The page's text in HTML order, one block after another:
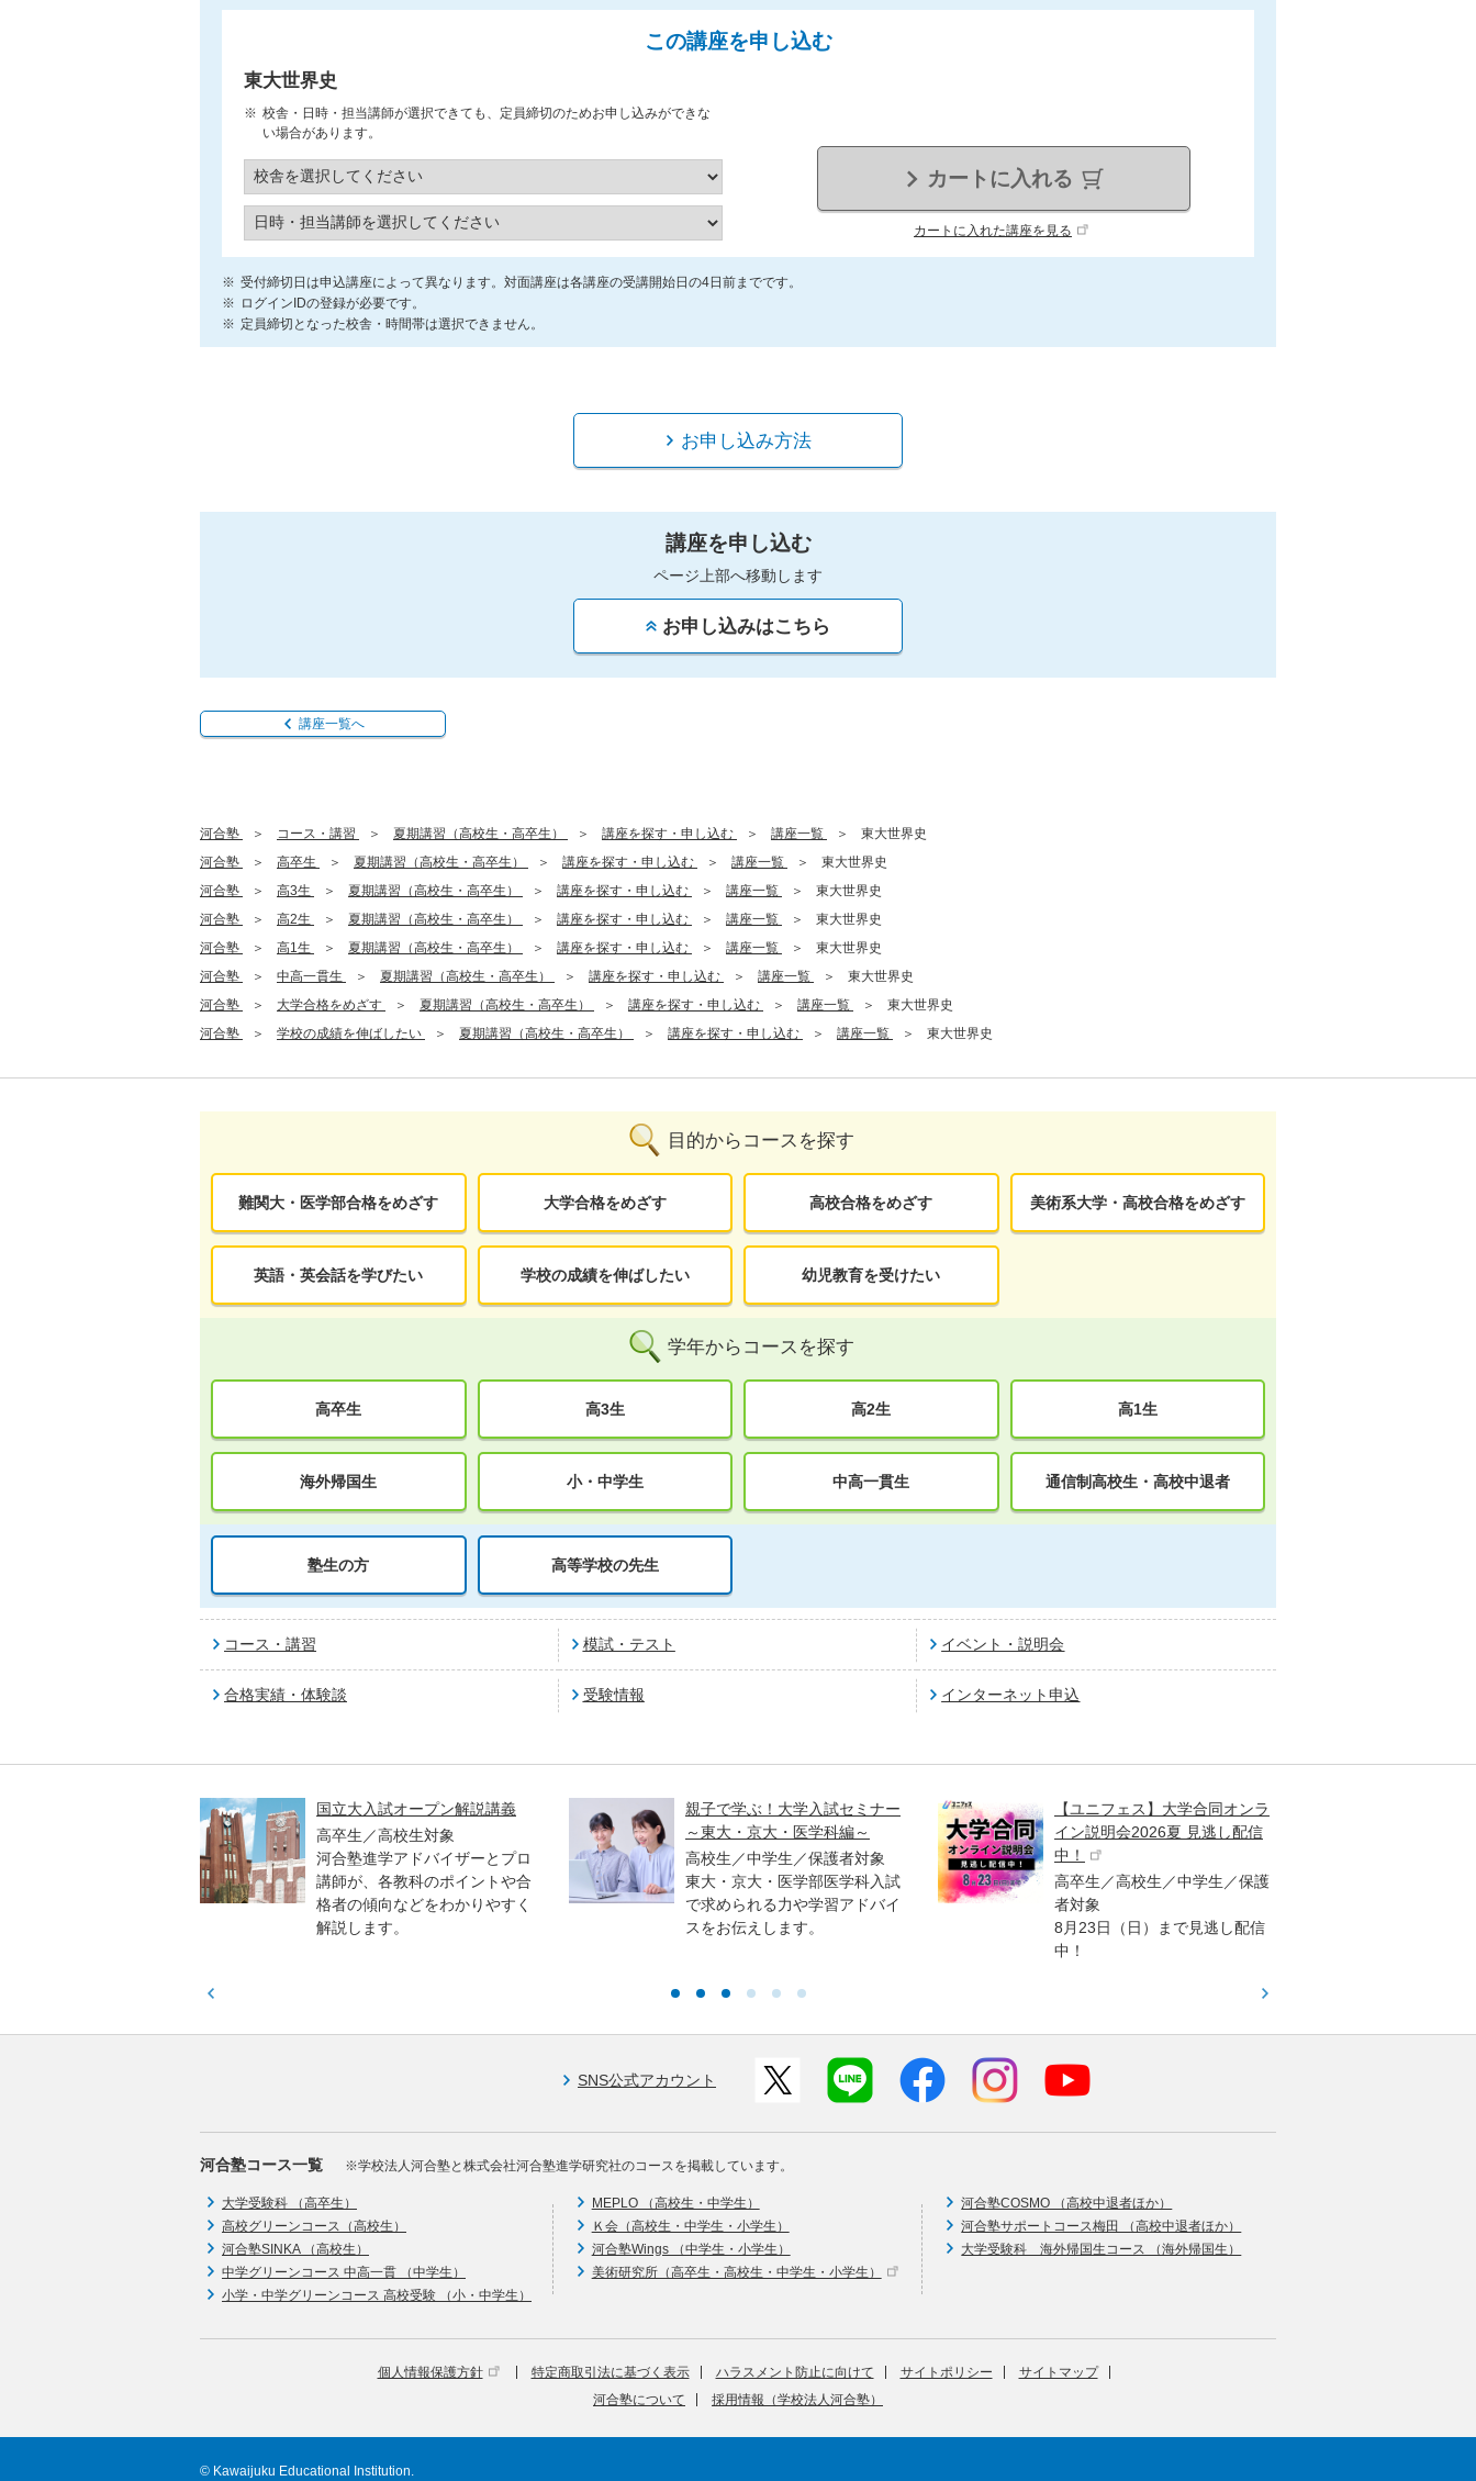
この講座を申し込む
東大世界史
校舎・日時・担当講師が選択できても、定員締切のためお申し込みができな
い場合があります。
カートに入れる
カートに入れた講座を見る
受付締切日は申込講座によって異なります。対面講座は各講座の受講開始日の4日前までです。
ログインIDの登録が必要です。
定員締切となった校舎・時間帯は選択できません。
お申し込み方法
講座を申し込む
ページ上部へ移動します
お申し込みはこちら
講座一覧へ
河合塾 コース・講習 夏期講習（高校生・高卒生） 講座を探す・申し込む 講座一覧
東大世界史
河合塾
高卒生 夏期講習（高校生・高卒生） 講座を探す・申し込む 講座一覧
東大世界史
河合塾
高3生 夏期講習（高校生・高卒生） 講座を探す・申し込む 講座一覧
東大世界史
河合塾
高2生 夏期講習（高校生・高卒生） 講座を探す・申し込む 講座一覧
東大世界史
河合塾
高1生 夏期講習（高校生・高卒生） 講座を探す・申し込む 講座一覧
東大世界史
河合塾
中高一貫生 夏期講習（高校生・高卒生） 講座を探す・申し込む 講座一覧
東大世界史
河合塾
大学合格をめざす 夏期講習（高校生・高卒生） 講座を探す・申し込む 講座一覧
東大世界史
河合塾
学校の成績を伸ばしたい 夏期講習（高校生・高卒生） 講座を探す・申し込む 講座一覧 東大世界史
目的からコースを探す
難関大・医学部合格をめざす 大学合格をめざす 高校合格をめざす 美術系大学・高校合格をめざす
英語・英会話を学びたい 学校の成績を伸ばしたい 幼児教育を受けたい
学年からコースを探す
高卒生 高3生 高2生 高1生
海外帰国生 小・中学生 中高一貫生 通信制高校生・高校中退者
塾生の方 高等学校の先生
コース・講習 模試・テスト イベント・説明会
合格実績・体験談 受験情報 インターネット申込
国立大入試オープン解説講義
高卒生／高校生対象
河合塾進学アドバイザーとプロ
講師が、各教科のポイントや合
格者の傾向などをわかりやすく
解説します。
親子で学ぶ！大学入試セミナー
～東大・京大・医学科編～
高校生／中学生／保護者対象
東大・京大・医学部医学科入試
で求められる力や学習アドバイ
スをお伝えします。
【ユニフェス】大学合同オンラ
イン説明会2026夏 見逃し配信
中！
高卒生／高校生／中学生／保護
者対象
8月23日（日）まで見逃し配信
中！
SNS公式アカウント
河合塾コース一覧 ※学校法人河合塾と株式会社河合塾進学研究社のコースを掲載しています。
大学受験科 （高卒生）
高校グリーンコース（高校生）
河合塾SINKA （高校生）
中学グリーンコース 中高一貫 （中学生）
小学・中学グリーンコース 高校受験 （小・中学生）
MEPLO （高校生・中学生）
Ｋ会（高校生・中学生・小学生）
河合塾Wings （中学生・小学生）
美術研究所（高卒生・高校生・中学生・小学生）
河合塾COSMO （高校中退者ほか）
河合塾サポートコース梅田 （高校中退者ほか）
大学受験科 海外帰国生コース （海外帰国生）
個人情報保護方針 特定商取引法に基づく表示 ハラスメント防止に向けて サイトポリシー
サイトマップ
河合塾について
採用情報（学校法人河合塾）
© Kawaijuku Educational Institution.